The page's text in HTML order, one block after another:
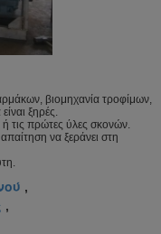
βιομηχανία τροφίμων,
ξηρές.
τις πρώτες ύλες σκονών.
να ξεράνει στη
,
,